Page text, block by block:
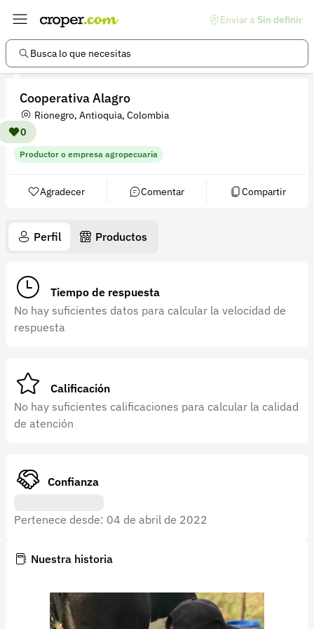
Enviar a Sin definir
Busca lo que necesitas
0
Cooperativa Alagro
Rionegro, Antioquia, Colombia
Productor o empresa agropecuaria
Agradecer Comentar Compartir
Perfil Productos
Tiempo de respuesta
No hay suficientes datos para calcular la velocidad de
respuesta
Calificación
No hay suficientes calificaciones para calcular la calidad
de atención
Confianza
Pertenece desde: 04 de abril de 2022
Nuestra historia
Enlaces de interés
Preguntas frecuentes
Ayuda
Información legal
Términos y condiciones
Política de devoluciones
Cuenta
Registrarse
Recuperar contraseña
Soporte
+57 323 2931928
contacto@croper.com
Versión 5.45.0